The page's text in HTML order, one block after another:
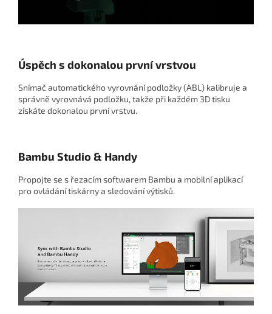
Úspěch s dokonalou první vrstvou
Snímač automatického vyrovnání podložky (ABL) kalibruje a
správně vyrovnává podložku, takže při každém 3D tisku
získáte dokonalou první vrstvu.
Bambu Studio & Handy
Propojte se s řezacím softwarem Bambu a mobilní aplikací
pro ovládání tiskárny a sledování výtisků.